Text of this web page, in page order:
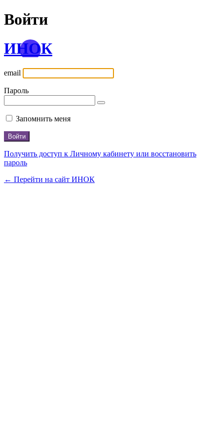
Войти
ИНОК
email
Пароль
Запомнить меня
Получить доступ к Личному кабинету или восстановить
пароль
← Перейти на сайт ИНОК